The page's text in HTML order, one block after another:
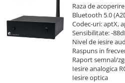
Raza de
Bluetooth 5.0
Codec-uri: aptX,
Sensibilitate: -
Nivel de iesire
Raspuns in
Raport semnal/
Iesire analogica
Iesire optica